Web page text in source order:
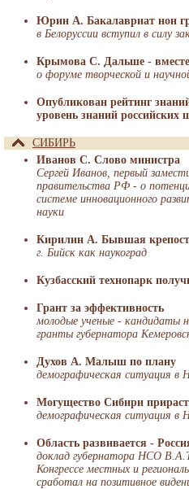
Юрин А. Бакалавриат нон
в Белоруссии вступил в силу
Крымова С. Дальше - вместе
о форуме творческой и
Опубликован рейтинг
уровень знаний российских
СИБИРЬ
Иванов С. Слово министра
Сергей Иванов, первый
правительства РФ - о
системе инновационного
науки
Кирилин А. Бывшая
г. Бийск как наукоград
Кузбасский технопарк
Грант за эффективность
молодые ученые - кандидаты
гранты губернатора
Духов А. Малыш по плану
демографическая ситуация в
Могущество Сибири
демографическая ситуация в
Область развивается -
доклад губернатора НСО
Конгрессе местных и
сработал на позитивное